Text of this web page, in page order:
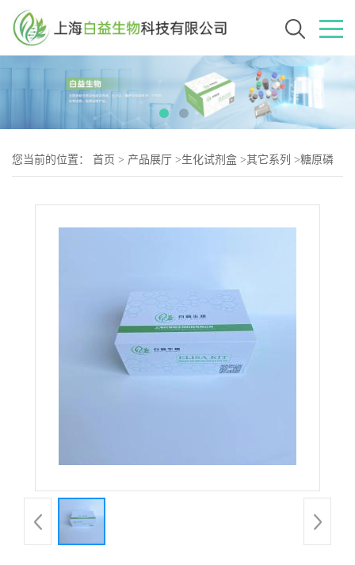
您当前的位置： 首页 > 产品展厅 >生化试剂盒 >其它系列 >糖原磷